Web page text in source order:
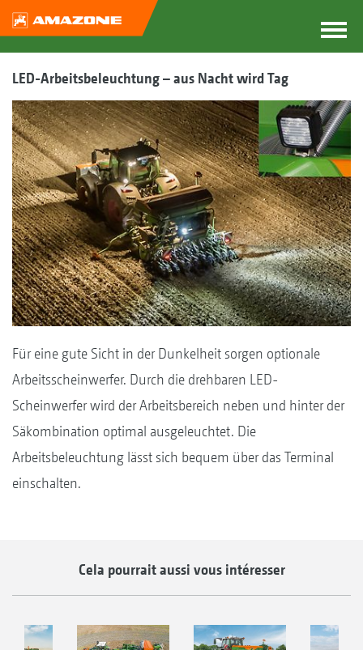
LED-Arbeitsbeleuchtung – aus Nacht wird Tag
Für eine gute Sicht in der Dunkelheit sorgen optionale
Arbeitsscheinwerfer. Durch die drehbaren LED-
Scheinwerfer wird der Arbeitsbereich neben und hinter der
Säkombination optimal ausgeleuchtet. Die
Arbeitsbeleuchtung lässt sich bequem über das Terminal
einschalten.
Cela pourrait aussi vous intéresser